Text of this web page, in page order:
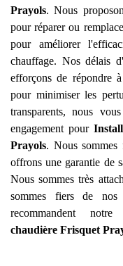
Prayols. Nous
pour réparer ou
pour améliorer
chauffage. Nos délais
efforçons de répondre
pour minimiser les
transparents, nous
engagement pour
Prayols. Nous sommes
offrons une garantie de
Nous sommes très
sommes fiers de nos
recommandent
chaudière Frisquet